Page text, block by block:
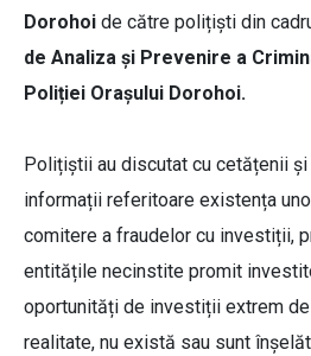
Dorohoi de către polițiști din
de Analiza și Prevenire a
Poliției Orașului Dorohoi.
Polițiștii au discutat cu cetățenii
informații referitoare existența
comitere a fraudelor cu investiții,
entitățile necinstite promit
oportunități de investiții extrem
realitate, nu există sau sunt